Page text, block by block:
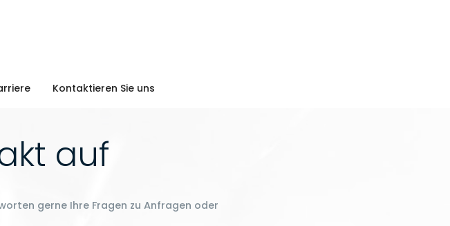
Kontaktieren Sie uns
auf
gerne Ihre Fragen zu Anfragen oder